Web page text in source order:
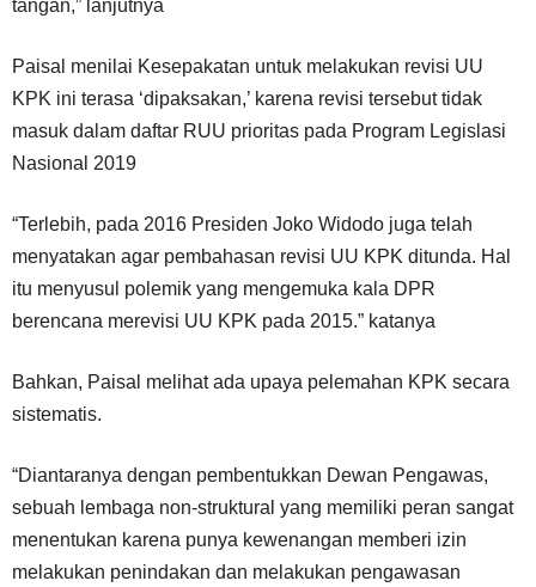
tangan,” lanjutnya
Paisal menilai Kesepakatan untuk melakukan revisi UU
KPK ini terasa ‘dipaksakan,’ karena revisi tersebut tidak
masuk dalam daftar RUU prioritas pada Program Legislasi
Nasional 2019
“Terlebih, pada 2016 Presiden Joko Widodo juga telah
menyatakan agar pembahasan revisi UU KPK ditunda. Hal
itu menyusul polemik yang mengemuka kala DPR
berencana merevisi UU KPK pada 2015.” katanya
Bahkan, Paisal melihat ada upaya pelemahan KPK secara
sistematis.
“Diantaranya dengan pembentukkan Dewan Pengawas,
sebuah lembaga non-struktural yang memiliki peran sangat
menentukan karena punya kewenangan memberi izin
melakukan penindakan dan melakukan pengawasan